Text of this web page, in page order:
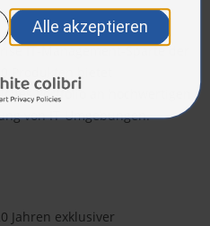
IT-Management-Sparte der
Produkten bietet
Portfolio an hochwertigen
von IT-Umgebungen.
Jahren exklusiver